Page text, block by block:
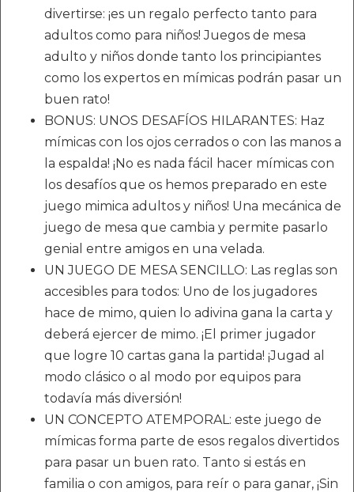
divertirse: ¡es un regalo perfecto tanto para
adultos como para niños! Juegos de mesa
adulto y niños donde tanto los principiantes
como los expertos en mímicas podrán pasar un
buen rato!
BONUS: UNOS DESAFÍOS HILARANTES: Haz
mímicas con los ojos cerrados o con las manos a
la espalda! ¡No es nada fácil hacer mímicas con
los desafíos que os hemos preparado en este
juego mimica adultos y niños! Una mecánica de
juego de mesa que cambia y permite pasarlo
genial entre amigos en una velada.
UN JUEGO DE MESA SENCILLO: Las reglas son
accesibles para todos: Uno de los jugadores
hace de mimo, quien lo adivina gana la carta y
deberá ejercer de mimo. ¡El primer jugador
que logre 10 cartas gana la partida! ¡Jugad al
modo clásico o al modo por equipos para
todavía más diversión!
UN CONCEPTO ATEMPORAL: este juego de
mímicas forma parte de esos regalos divertidos
para pasar un buen rato. Tanto si estás en
familia o con amigos, para reír o para ganar, ¡Sin